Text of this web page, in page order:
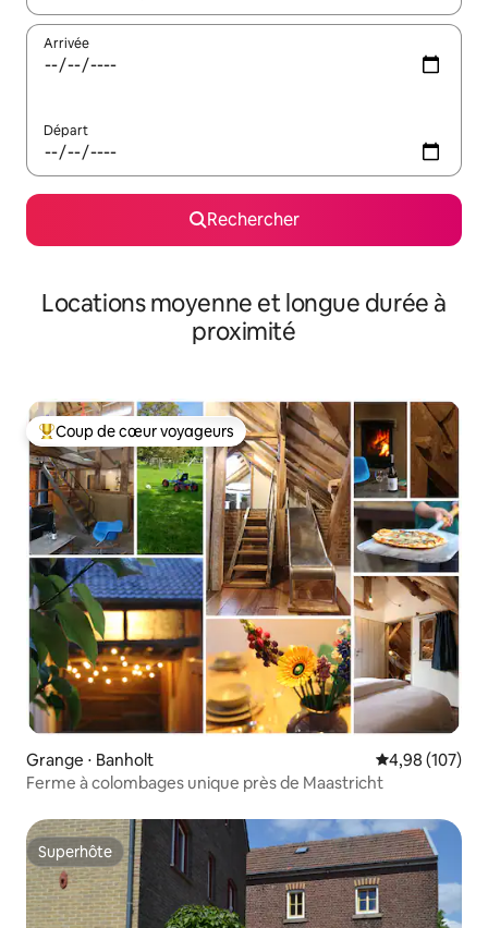
Arrivée
Départ
Rechercher
Locations moyenne et longue durée à
proximité
Coups de cœur voyageurs les plus appréciés
Coup de cœur voyageurs
Grange ⋅ Banholt Évaluation
4,98 (107)
Ferme à colombages unique près de Maastricht
Superhôte
Superhôte